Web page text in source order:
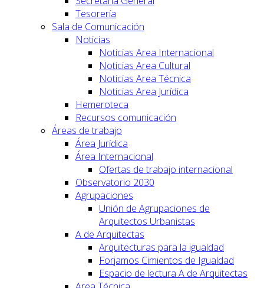
Tesorería
Sala de Comunicación
Noticias
Noticias Area Internacional
Noticias Area Cultural
Noticias Area Técnica
Noticias Area Jurídica
Hemeroteca
Recursos comunicación
Áreas de trabajo
Área Jurídica
Área Internacional
Ofertas de trabajo internacional
Observatorio 2030
Agrupaciones
Unión de Agrupaciones de
Arquitectos Urbanistas
A de Arquitectas
Arquitecturas para la igualdad
Forjamos Cimientos de Igualdad
Espacio de lectura A de Arquitectas